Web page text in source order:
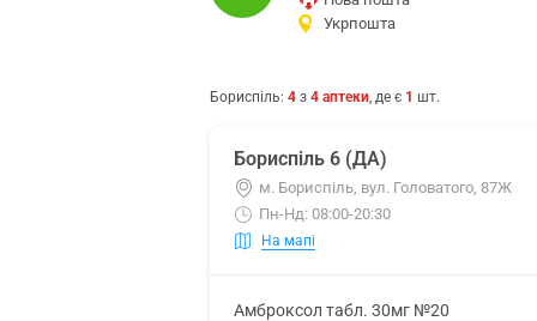
Укрпошта
Бориспіль: 4 з 4 аптеки, де є 1 шт.
Бориспіль 6 (ДА)
м. Бориспіль, вул. Головатого, 87Ж
Пн-Нд: 08:00-20:30
На мапі
Амброксол табл. 30мг №20